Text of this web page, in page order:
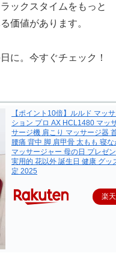
ックスタイムをもっと
価値があります。
に。今すぐチェック！
【ポイント10倍】ルルド マッ
ション プロ AX HCL1480 マッ
サージ機 肩こり マッサージ器
腰痛 背中 脚 肩甲骨 太もも 寝
マッサージャー 母の日 プレゼ
実用的 花以外 誕生日 健康 グッ
定 2025
楽